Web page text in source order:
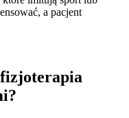
a pacjent
fizjoterapia